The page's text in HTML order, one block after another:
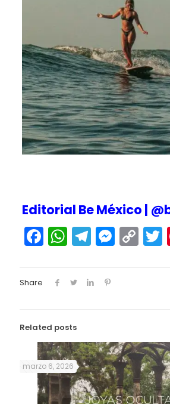
Editorial Be México |
Facebook
WhatsApp
Share
Related posts
marzo 6, 2026